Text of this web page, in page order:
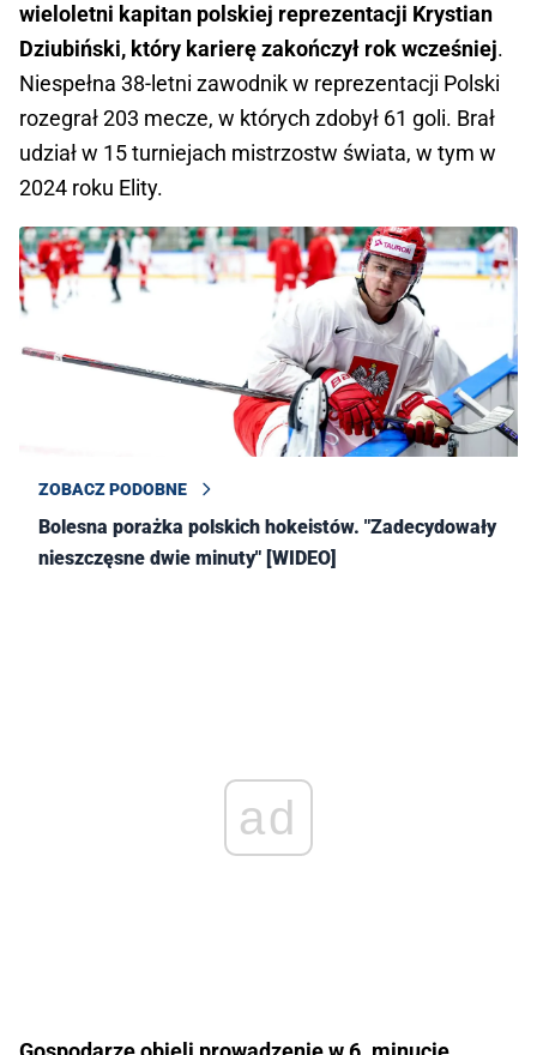
wieloletni kapitan polskiej reprezentacji Krystian
Dziubiński, który karierę zakończył rok wcześniej.
Niespełna 38-letni zawodnik w reprezentacji Polski
rozegrał 203 mecze, w których zdobył 61 goli. Brał
udział w 15 turniejach mistrzostw świata, w tym w
2024 roku Elity.
ZOBACZ PODOBNE
Bolesna porażka polskich hokeistów. "Zadecydowały
nieszczęsne dwie minuty" [WIDEO]
ad